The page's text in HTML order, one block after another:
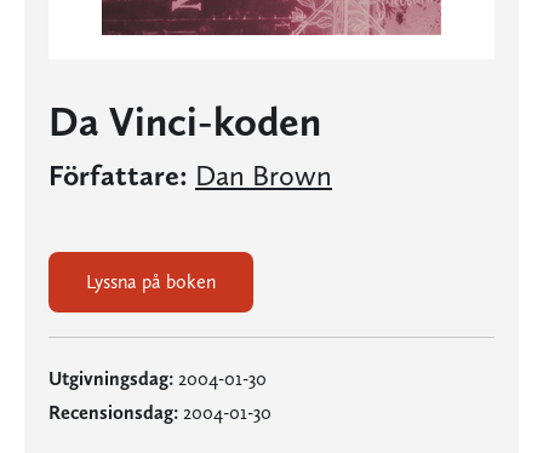
Da Vinci-koden
Författare: Dan Brown
Lyssna på boken
Utgivningsdag: 2004-01-30
Recensionsdag: 2004-01-30